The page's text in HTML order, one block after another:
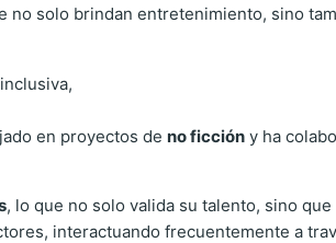
no solo brindan entretenimiento, sino
en proyectos de no ficción y ha
, lo que no solo valida su talento, sino
interactuando frecuentemente a